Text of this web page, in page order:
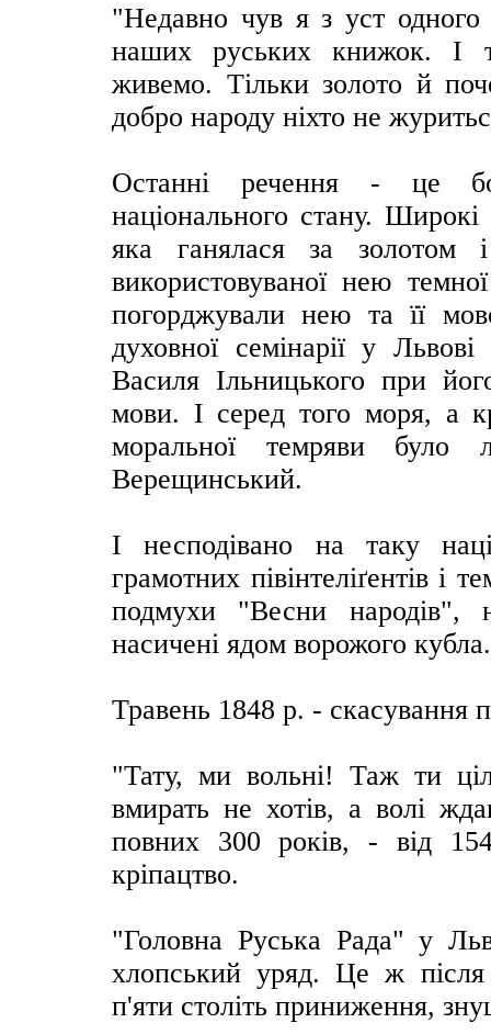
"Недавно чув я з уст
наших руських книжок. І
живемо. Тільки золото й
добро народу ніхто не
Останні речення - це
національного стану. Широкі
яка ганялася за
використовуваної нею
погорджували нею та її
духовної семінарії у
Василя Ільницького при
мови. І серед того моря, а
моральної темряви було
Верещинський.
І несподівано на таку
грамотних півінтеліґентів
подмухи "Весни народів",
насичені ядом ворожого кубла.
Травень 1848 р. - скасування
"Тату, ми вольні! Таж ти
вмирать не хотів, а волі
повних 300 років, - від
кріпацтво.
"Головна Руська Рада" у
хлопський уряд. Це ж після
п'яти століть приниження,